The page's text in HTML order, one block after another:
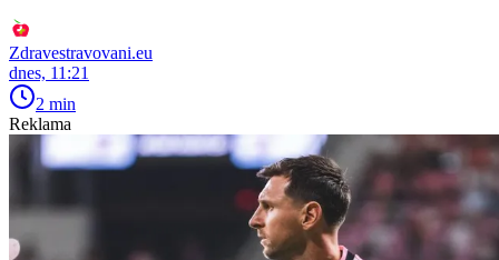
Zdravestravovani.eu
dnes, 11:21
2 min
Reklama